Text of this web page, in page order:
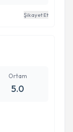
Şikayet Et
Ortam
5.0